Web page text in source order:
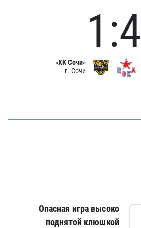
«ХК Сочи»
г. Сочи
1:4
Опасная игра высоко
поднятой клюшкой